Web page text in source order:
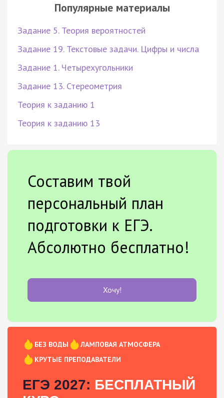
Популярные материалы
Задание 5. Теория вероятностей
Задание 19. Текстовые задачи. Цифры и числа
Задание 1. Четырехугольники
Задание 13. Стереометрия
Теория к заданию 1
Теория к заданию 13
Составим твой
персональный план
подготовки к ЕГЭ.
Абсолютно бесплатно!
Хочу!
БЕЗ ВОДЫ
ЛАМПОВАЯ АТМОСФЕРА
КРУТЫЕ ПРЕПОДАВАТЕЛИ
ЕГЭ 2027: БЕСПЛАТНЫЙ